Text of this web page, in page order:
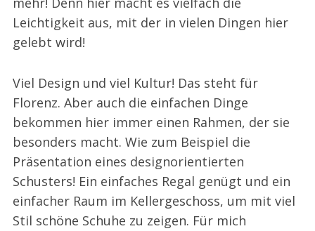
Leichtigkeit aus, mit der in vielen Dingen hier
gelebt wird!
Viel Design und viel Kultur! Das steht für
Florenz. Aber auch die einfachen Dinge
bekommen hier immer einen Rahmen, der sie
besonders macht. Wie zum Beispiel die
Präsentation eines designorientierten
Schusters! Ein einfaches Regal genügt und ein
einfacher Raum im Kellergeschoss, um mit viel
Stil schöne Schuhe zu zeigen. Für mich